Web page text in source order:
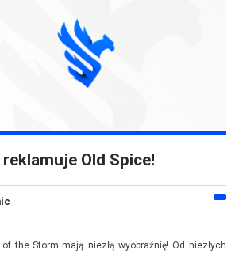
Old Spice!
the Storm mają niezłą wyobraźnię! Od niezłych